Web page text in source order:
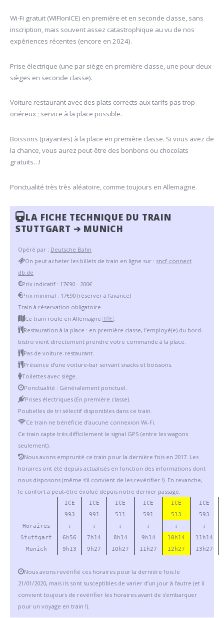
Wi-Fi gratuit (WIFIonICE) en première et en seconde classe, sans
inscription, mais souvent assez catastrophique au vu de nos
expériences récentes (encore en 2024).
Prise électrique (une par siège en première classe, une pour deux
sièges en seconde classe).
Voiture restaurant avec des plats corrects aux tarifs pas trop
onéreux ; service à la place possible.
Boissons (payantes) à la place en première classe. Si vous avez de
la chance, vous aurez peut-être des bonbons ou chocolats
gratuits…!
Ponctualité très très aléatoire, comme toujours en Allemagne.
LA FICHE TECHNIQUE DU TRAIN
STUTTGART ➔ MUNICH
Opéré par : Deutsche Bahn
On peut acheter les billets de train en ligne sur : sncf-connect
db.de
Prix indicatif : 17€90 - 200€
Prix minimal : 17€90 (réserver à l’avance)
Train à réservation obligatoire.
Ce train roule en Allemagne🇩🇪
Restauration à la place : en première classe, l’employé(e) du bord-
bistro vient directement prendre votre commande à la place.
Pas de voiture-restaurant.
Présence d’une voiture-bar servant snacks et boissons.
Toilettes avec siège.
Ponctualité : Généralement ponctuel.
Prises électriques (En première classe).
Poubelles de tri sélectif disponibles dans ce train.
Ce train ne bénéficie d’aucune connexion Wi-Fi.
Ce train capte très difficilement le signal GPS (entre les wagons
seulement).
Nous avons emprunté ce train pour la dernière fois en 2017. Les
horaires ont été depuis actualisés en fonction des informations dont
nous disposons (même s’il convient de les revérifier !). En revanche,
le confort a peut-être évolué depuis notre dernier passage.
ICE
993
ICE
991
ICE
511
ICE
591
ICE
513
ICE
593
Horaires
↓ ↓ ↓ ↓ ↓
↓
Stuttgart
6h56 7h14 8h14 9h14 10h14 11h14
Munich
9h13 9h27 10h27 11h27 12h27 13h27
Nous avons revérifié ces horaires pour la dernière fois le
21/01/2020, mais ils sont susceptibles de varier d’un jour à l’autre (et il
convient toujours de revérifier les horaires avant de s’embarquer
pour un voyage en train !).